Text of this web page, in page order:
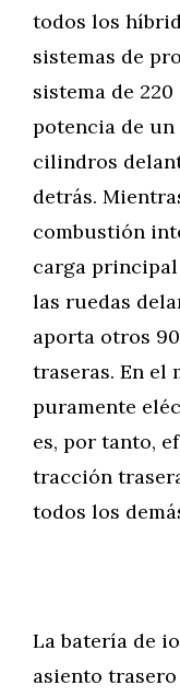
todos los
sistemas de
sistema de
potencia de
cilindros
detrás.
combustión
carga
las ruedas
aporta otros
traseras. En el
puramente
es, por tanto,
tracción
todos los
La batería de
asiento